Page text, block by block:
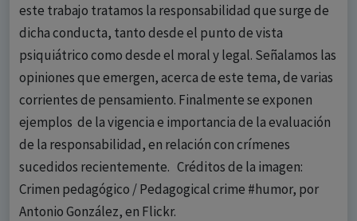
este trabajo tratamos la responsabilidad que surge de
dicha conducta, tanto desde el punto de vista
psiquiátrico como desde el moral y legal. Señalamos las
opiniones que emergen, acerca de este tema, de varias
corrientes de pensamiento. Finalmente se exponen
ejemplos de la vigencia e importancia de la evaluación
de la responsabilidad, en relación con crímenes
sucedidos recientemente. Créditos de la imagen:
Crimen pedagógico / Pedagogical crime #humor, por
Antonio González, en Flickr.